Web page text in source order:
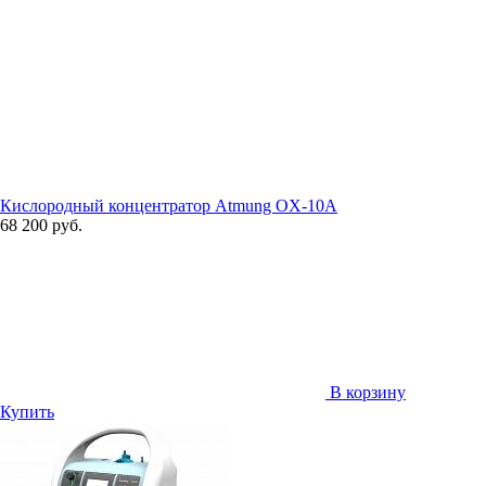
Кислородный концентратор Atmung OX-10A
68 200 руб.
В корзину
Купить